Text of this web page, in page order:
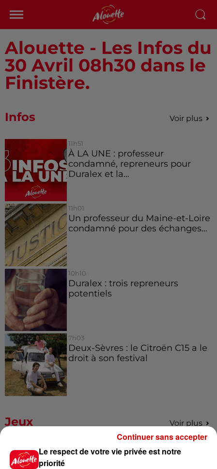
Alouette - Les Infos du
30 Avril 08h30 dans le
Finistère.
Infos Voir plus
11h51
À LA UNE : professeur
condamné, repreneurs pour
Duralex et la...
11h01
Un professeur du Maine-et-Loire
condamné pour des échanges...
10h10
Duralex : trois repreneurs
potentiels
7h03
Deux-Sèvres : le Citroën C15 a le
droit à son festival
Jeux Voir plus
Gagnez vos places pour le
Festival du Roi Arthur 2026 !
Le respect de votre vie privée est notre
priorité
Continuer sans accepter